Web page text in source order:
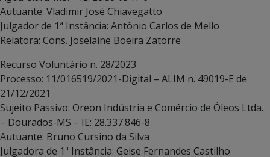
Autuante: Vladimir José Chiavegatto
Julgador de 1ª Instância: Antônio Carlos de Mello
Relatora: Cons. Joselaine Boeira Zatorre
Recurso Voluntário n. 28/2023
Processo: 11/016519/2021-Digital – ALIM n. 49019-E de
21/12/2021
Sujeito Passivo: Oreon Indústria e Comércio de Óleos Ltda.
– Dourados-MS – IE: 28.337.846-8
Autuante: Bruno Cursino da Silva
Julgadora de 1ª Instância: Geise Fernandes Castilho